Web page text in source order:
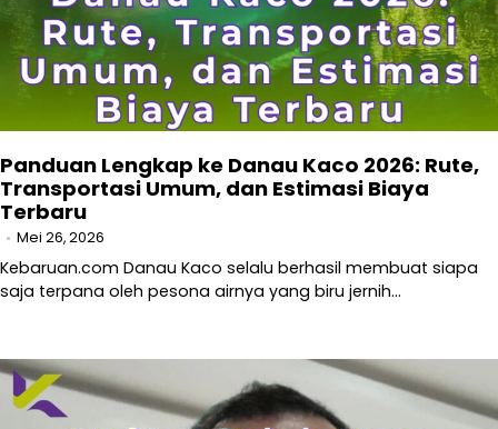
Panduan Lengkap ke Danau Kaco 2026: Rute,
Transportasi Umum, dan Estimasi Biaya
Terbaru
Mei 26, 2026
Kebaruan.com Danau Kaco selalu berhasil membuat siapa
saja terpana oleh pesona airnya yang biru jernih…